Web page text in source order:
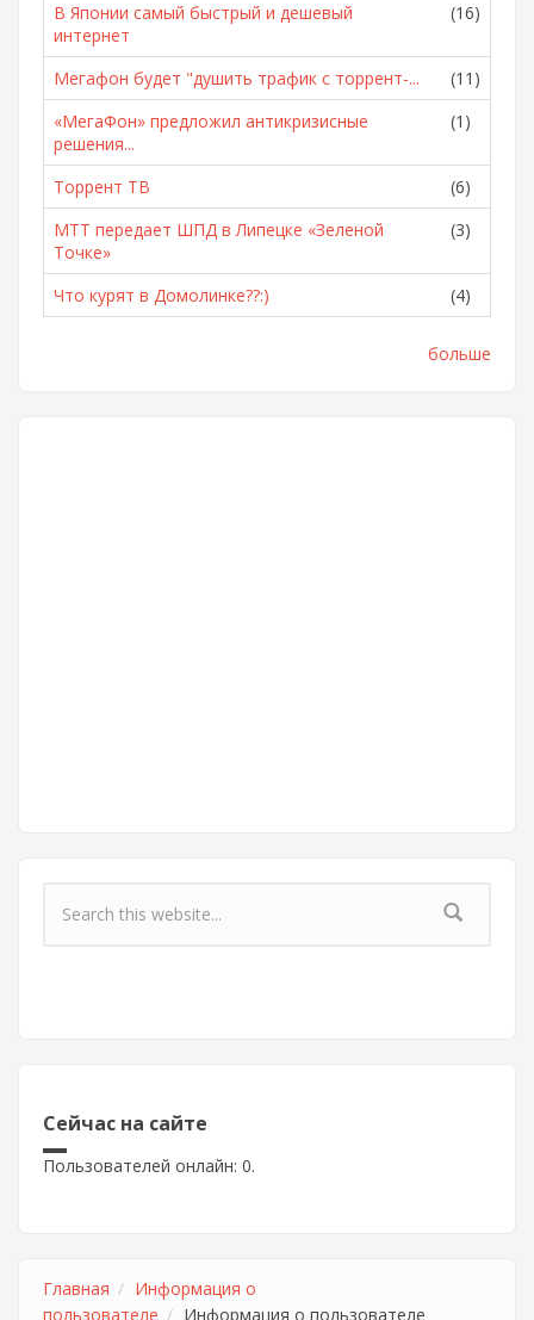
В Японии самый быстрый и дешевый
интернет
(16)
Мегафон будет "душить трафик с торрент-...
(11)
«МегаФон» предложил антикризисные
решения...
(1)
Торрент ТВ
(6)
МТТ передает ШПД в Липецке «Зеленой
Точке»
(3)
Что курят в Домолинке??:) (4)
больше
Форма поиска
Сейчас на сайте
Пользователей онлайн: 0.
Главная
Информация о
пользователе
Информация о пользователе